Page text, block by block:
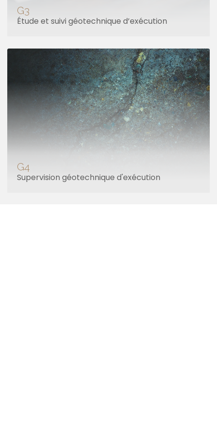
G3
Étude et suivi géotechnique d’exécution
G4
Supervision géotechnique d'exécution